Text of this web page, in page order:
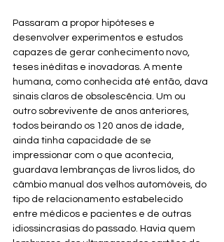
Passaram a propor hipóteses e
desenvolver experimentos e estudos
capazes de gerar conhecimento novo,
teses inéditas e inovadoras. A mente
humana, como conhecida até então, dava
sinais claros de obsolescência. Um ou
outro sobrevivente de anos anteriores,
todos beirando os 120 anos de idade,
ainda tinha capacidade de se
impressionar com o que acontecia,
guardava lembranças de livros lidos, do
câmbio manual dos velhos automóveis, do
tipo de relacionamento estabelecido
entre médicos e pacientes e de outras
idiossincrasias do passado. Havia quem